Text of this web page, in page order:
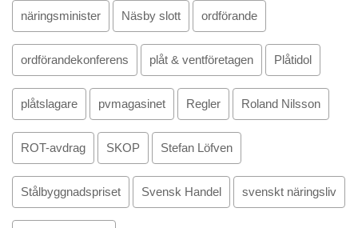
näringsminister Näsby slott ordförande
ordförandekonferens plåt & ventföretagen Plåtidol
plåtslagare pvmagasinet Regler Roland Nilsson
ROT-avdrag SKOP Stefan Löfven
Stålbyggnadspriset Svensk Handel svenskt näringsliv